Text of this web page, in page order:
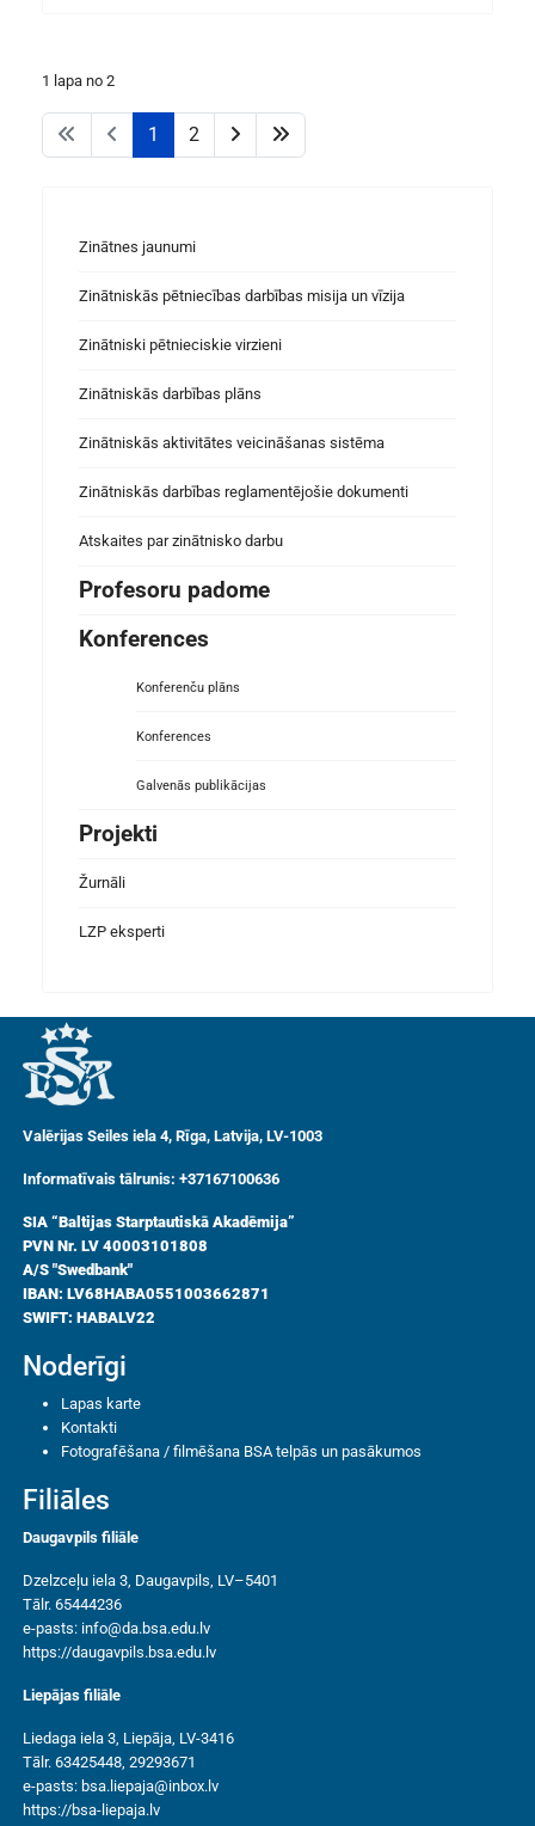
1 lapa no 2
1 2
Zinātnes jaunumi
Zinātniskās pētniecības darbības misija un vīzija
Zinātniski pētnieciskie virzieni
Zinātniskās darbības plāns
Zinātniskās aktivitātes veicināšanas sistēma
Zinātniskās darbības reglamentējošie dokumenti
Atskaites par zinātnisko darbu
Profesoru padome
Konferences
Konferenču plāns
Konferences
Galvenās publikācijas
Projekti
Žurnāli
LZP eksperti
Valērijas Seiles iela 4, Rīga, Latvija, LV-1003
Informatīvais tālrunis: +37167100636
SIA “Baltijas Starptautiskā Akadēmija”
PVN Nr. LV 40003101808
A/S "Swedbank"
IBAN: LV68HABA0551003662871
SWIFT: HABALV22
Noderīgi
Lapas karte
Kontakti
Fotografēšana / filmēšana BSA telpās un pasākumos
Filiāles
Daugavpils filiāle
Dzelzceļu iela 3, Daugavpils, LV–5401
Tālr. 65444236
e-pasts: info@da.bsa.edu.lv
https://daugavpils.bsa.edu.lv
Liepājas filiāle
Liedaga iela 3, Liepāja, LV-3416
Tālr. 63425448, 29293671
e-pasts:bsa.liepaja@inbox.lv
https://bsa-liepaja.lv